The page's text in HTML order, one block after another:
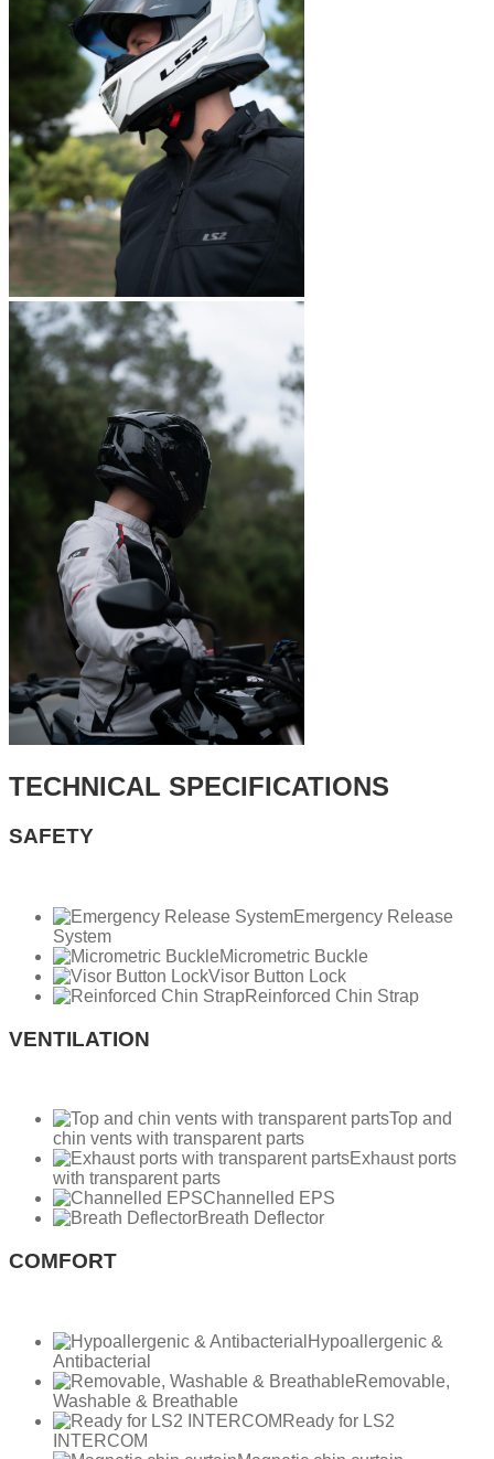
TECHNICAL SPECIFICATIONS
SAFETY
Emergency Release
System
Micrometric Buckle
Visor Button Lock
Reinforced Chin Strap
VENTILATION
Top and
chin vents with transparent parts
Exhaust ports
with transparent parts
Channelled EPS
Breath Deflector
COMFORT
Hypoallergenic &
Antibacterial
Removable,
Washable & Breathable
Ready for LS2
INTERCOM